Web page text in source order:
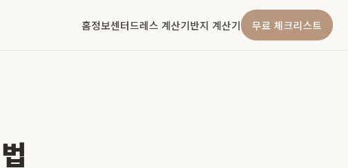
홈정보센터드레스 계산기반지 계산기 무료 체크리스트